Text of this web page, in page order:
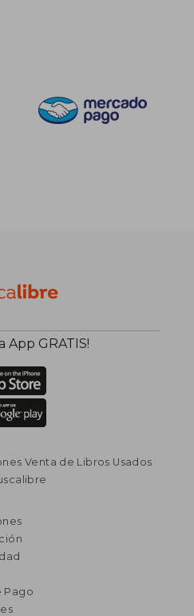
App GRATIS!
Venta de Libros Usados
Pago